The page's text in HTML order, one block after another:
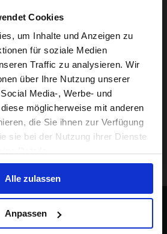
Cookies
um Inhalte und Anzeigen zu
für soziale Medien
Traffic zu analysieren. Wir
über Ihre Nutzung unserer
Media-, Werbe- und
möglicherweise mit anderen
die Sie ihnen zur Verfügung
sie bei der Nutzung ihrer Dienste
Alle zulassen
Anpassen
dem Laufenden
the United States?
please visit our:
US website
No, stay here